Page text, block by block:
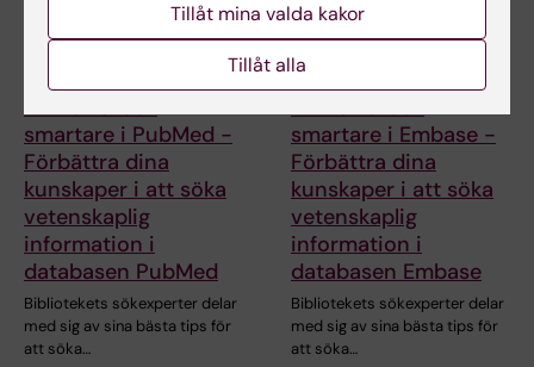
24 sep 2026
smartare i PubMed -
Förbättra dina
kunskaper i att söka
vetenskaplig
information i
databasen PubMed
Bibliotekets sökexperter delar
med sig av sina bästa tips för
att söka…
25 sep 2026
smartare i Embase -
Förbättra dina
kunskaper i att söka
vetenskaplig
information i
databasen Embase
Bibliotekets sökexperter delar
med sig av sina bästa tips för
att söka…
Tillåt mina valda kakor
Tillåt alla